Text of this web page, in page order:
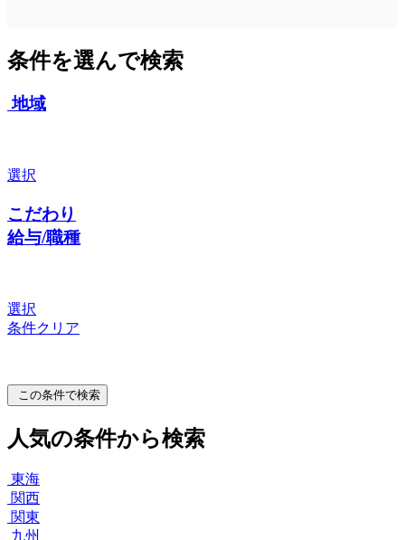
条件を選んで検索
地域
選択
こだわり
給与/職種
選択
条件クリア
この条件で検索
人気の条件から検索
東海
関西
関東
九州